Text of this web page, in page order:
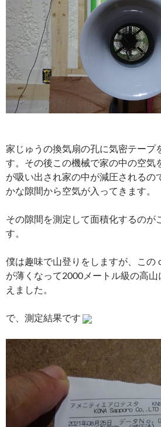
家じゅうの換気扇の孔に気密テープ
す。その後この機械で家の中の空気
が吸い出され家の中が減圧されるの
かな隙間から空気が入ってきます。
その隙間を測定して面積化するのが
す。
僕は趣味で山登りをしますが、この
が薄くなって2000メートル級の高
えました。
で、測定結果です